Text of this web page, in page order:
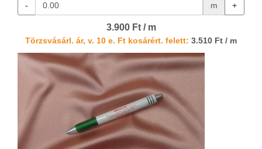
- m +
3.900 Ft / m
Törzsvásárl. ár, v. 10 e. Ft kosárért. felett: 3.510 Ft / m